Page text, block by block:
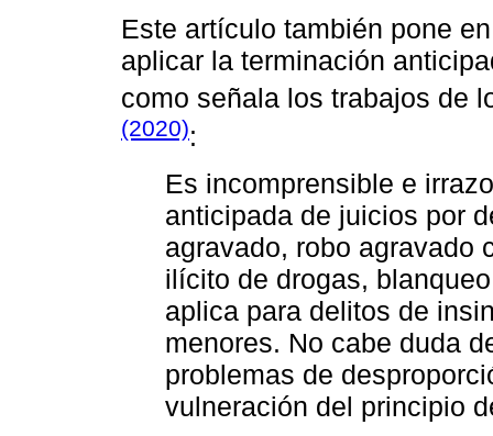
Este artículo también pone
aplicar la terminación
como señala los trabajos de
(2020):
Es incomprensible e
anticipada de juicios por
agravado, robo agravado
ilícito de drogas,
aplica para delitos de
menores. No cabe duda
problemas de
vulneración del principio